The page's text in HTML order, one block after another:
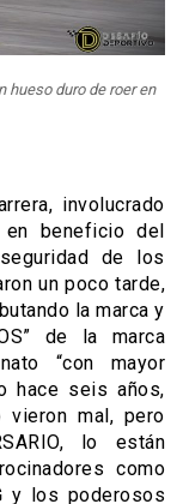
hueso duro de roer en
involucrado
beneficio del
de los
un poco tarde,
la marca y
de la marca
“con mayor
hace seis años,
vieron mal, pero
lo están
como
y los poderosos